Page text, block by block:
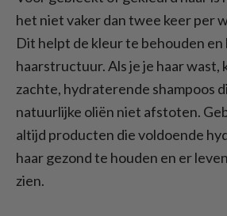
het niet vaker dan twee keer per
Dit helpt de kleur te behouden
haarstructuur. Als je je haar wast,
zachte, hydraterende shampoos
natuurlijke oliën niet afstoten.
altijd producten die voldoende
haar gezond te houden en er
zien.